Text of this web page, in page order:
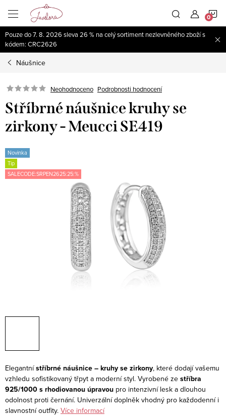
obsah
Pouze do 7. 8. 2026 sleva 26 % na celý sortiment nezlevněného zboží s
kódem: CRC2626
Náušnice
Neohodnoceno Podrobnosti hodnocení
Stříbrné náušnice kruhy se
zirkony - Meucci SE419
Novinka
Tip
SALECODE:SRPEN2625:25:%
Elegantnístříbrné náušnice – kruhy se zirkony, které dodají vašemu
vzhledu sofistikovaný třpyt a moderní styl. Vyrobené ze stříbra
925/1000 s rhodiovanou úpravou pro intenzivní lesk a dlouhou
odolnost proti černání. Univerzální doplněk vhodný pro každodenní i
slavnostní outfity. Více informací